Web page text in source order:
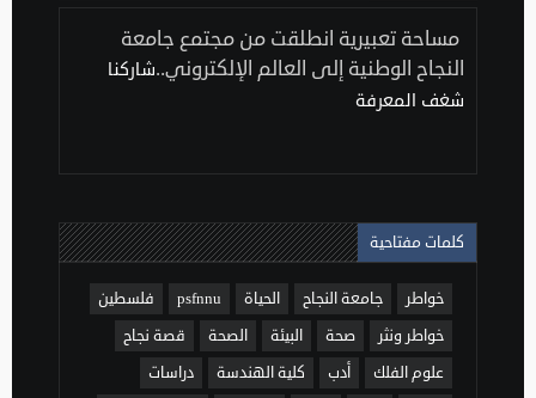
مساحة تعبيرية انطلقت من مجتمع جامعة
النجاح الوطنية إلى العالم الإلكتروني..شاركنا
شغف المعرفة
كلمات مفتاحية
خواطر جامعة النجاح الحياة psfnnu
فلسطين
خواطر ونثر
صحة البيئة الصحة
قصة نجاح
علوم الفلك
أدب كلية الهندسة
دراسات